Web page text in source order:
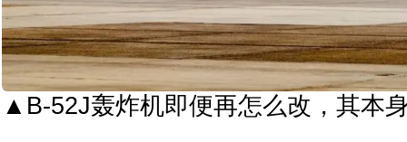
▲B-52J轰炸机即便再怎么改，其本